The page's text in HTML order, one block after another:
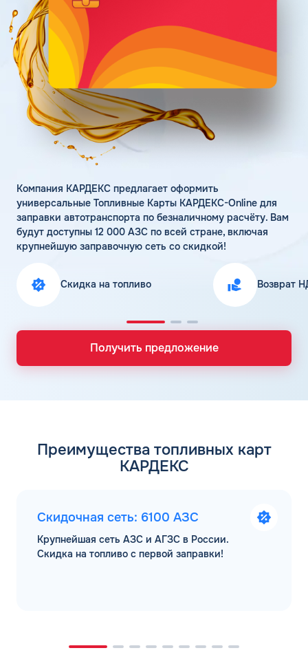
Статьи
Цена бензина и ДТ
Личный кабинет
Карта АЗС
Получить консультацию
Компания КАРДЕКС предлагает оформить
универсальные Топливные Карты КАРДЕКС-Online для
заправки автотранспорта по безналичному расчёту. Вам
будут доступны 12 000 АЗС по всей стране, включая
крупнейшую заправочную сеть со скидкой!
Скидка на топливо Возврат
Получить предложение
Преимущества топливных карт
КАРДЕКС
Скидочная сеть: 6100 АЗС
Крупнейшая сеть АЗС и АГЗС в России.
Скидка на топливо с первой заправки!